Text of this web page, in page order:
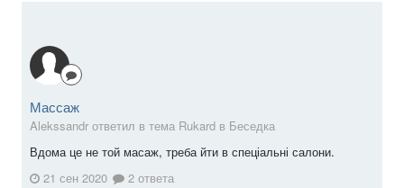
Массаж
Alekssandr ответил в тема Rukard в Беседка
Вдома це не той масаж, треба йти в спеціальні салони.
21 сен 2020
2 ответа